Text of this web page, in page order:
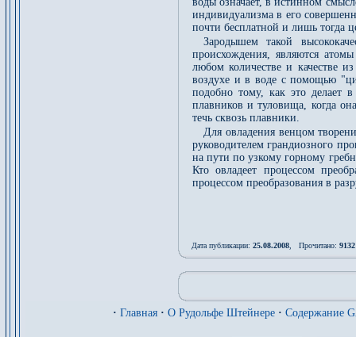
индивидуализма в его
почти бесплатной и лишь тогда
Зародышем такой
происхождения, являются
любом количестве и качестве
воздухе и в воде с помощью
подобно тому, как это делает
плавников и туловища, когда
течь сквозь плавники.
Для овладения венцом
руководителем грандиозного
на пути по узкому горному
Кто овладеет процессом
процессом преобразования в
Дата публикации: 25.08.2008, Прочитано: 9132
· Главная · О Рудольфе Штейнере · Содержание